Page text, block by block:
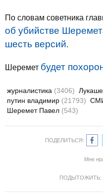
По словам советника
об убийстве
шесть версий.
Шеремет будет
журналистика (3406)
путин владимир (21793)
Шеремет Павел (543)
ПОДЕЛИТЬСЯ:
Мне
ПОДЫТОЖИТЬ: